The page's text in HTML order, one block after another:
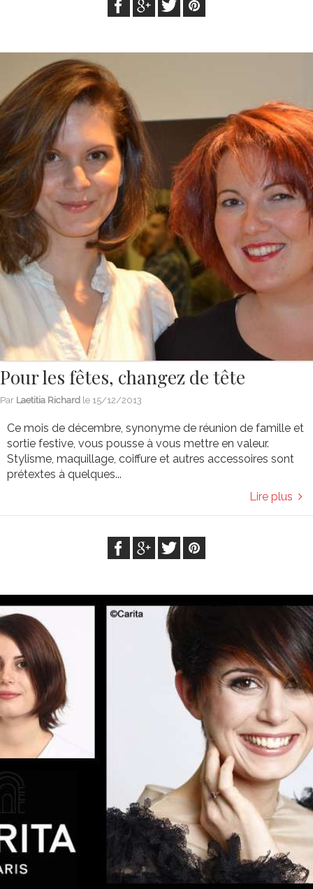
Pour les fêtes, changez de tête
Par Laetitia Richard le 15/12/2013
Ce mois de décembre, synonyme de réunion de famille et
sortie festive, vous pousse à vous mettre en valeur.
Stylisme, maquillage, coiffure et autres accessoires sont
prétextes à quelques...
Lire plus